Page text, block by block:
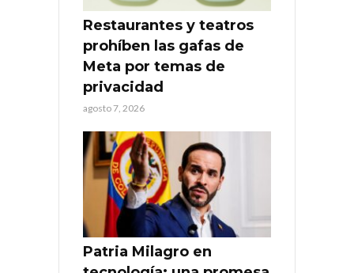
Restaurantes y teatros
prohíben las gafas de
Meta por temas de
privacidad
agosto 7, 2026
Patria Milagro en